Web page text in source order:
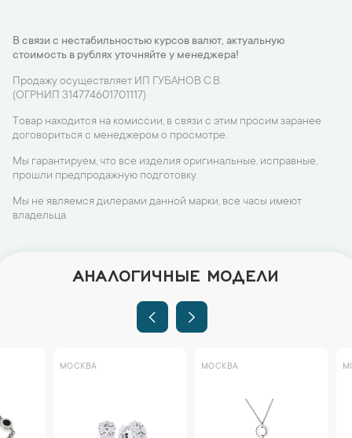
В связи с нестабильностью курсов валют, актуальную
стоимость в рублях уточняйте у менеджера!
Продажу осуществляет ИП ГУБАНОВ С.В.
(ОГРНИП 314774601701117)
Товар находится на комиссии, в связи с этим просим заранее
договориться с менеджером о просмотре.
Мы гарантируем, что все изделия оригинальные, исправные,
прошли предпродажную подготовку.
Мы не являемся дилерами данной марки, все часы имеют
владельца.
АНАЛОГИЧНЫЕ МОДЕЛИ